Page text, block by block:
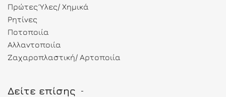
Πρώτες Ύλες/ Χημικά
Ρητίνες
Ποτοποιία
Αλλαντοποιία
Ζαχαροπλαστική/ Αρτοποιία
Δείτε επίσης